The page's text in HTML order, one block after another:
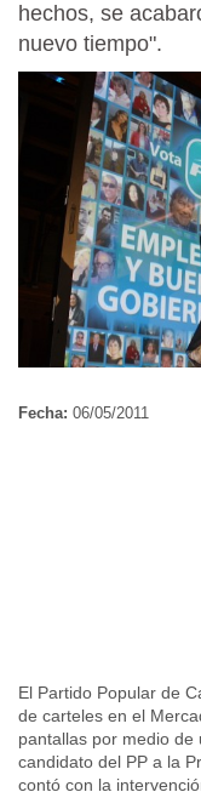
hechos, se
nuevo tiempo".
Fecha: 06/05/2011
El Partido Popular de
de carteles en el
pantallas por medio de
candidato del PP a la
contó con la